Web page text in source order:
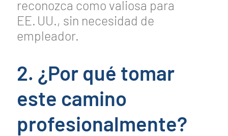
reconozca como valiosa para
EE. UU., sin necesidad de
empleador.
2. ¿Por qué tomar
este camino
profesionalmente?